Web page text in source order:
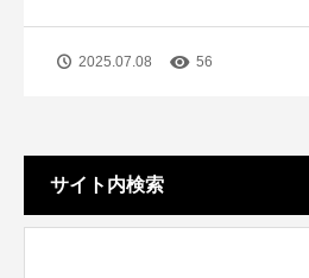
2025.07.08 56
サイト内検索